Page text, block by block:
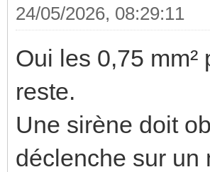
24/05/2026, 08:29:11
Oui les 0,75
reste.
Une sirène doit
déclenche sur un